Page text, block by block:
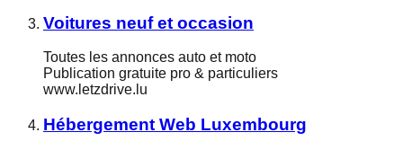
Voitures neuf et occasion
Toutes les annonces auto et moto
Publication gratuite pro & particuliers
www.letzdrive.lu
Hébergement Web Luxembourg